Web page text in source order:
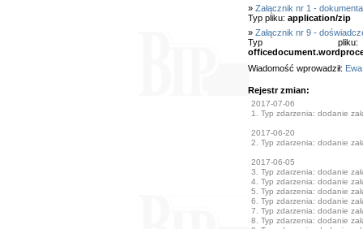
» Załącznik nr 1 -
Typ pliku: application/zip
» Załącznik nr 9 -
Typ
Wiadomość wprowadził:
Rejestr zmian:
2017-07-06
1. Typ zdarzenia: dodanie
2017-06-20
2. Typ zdarzenia: dodanie
2017-06-05
3. Typ zdarzenia: dodanie
4. Typ zdarzenia: dodanie
5. Typ zdarzenia: dodanie
6. Typ zdarzenia: dodanie
7. Typ zdarzenia: dodanie
8. Typ zdarzenia: dodanie